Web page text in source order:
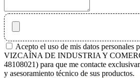
Acepto el uso de mis datos personales
VIZCAÍNA DE INDUSTRIA Y
48108021) para que me contacte
y asesoramiento técnico de sus productos.